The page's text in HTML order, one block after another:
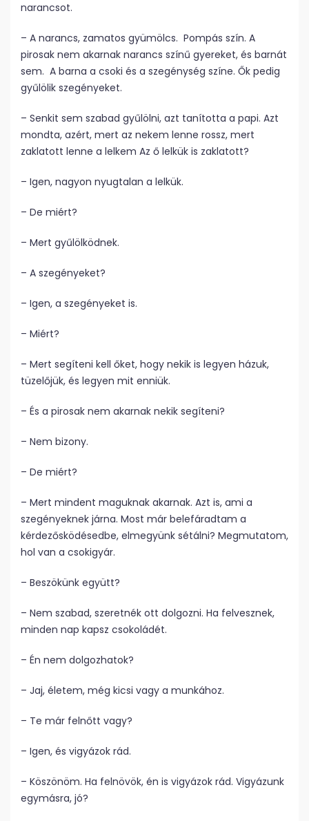
narancsot.
– A narancs, zamatos gyümölcs. Pompás szín. A
pirosak nem akarnak narancs színű gyereket, és barnát
sem. A barna a csoki és a szegénység színe. Ők pedig
gyűlölik szegényeket.
– Senkit sem szabad gyűlölni, azt tanította a papi. Azt
mondta, azért, mert az nekem lenne rossz, mert
zaklatott lenne a lelkem Az ő lelkük is zaklatott?
– Igen, nagyon nyugtalan a lelkük.
– De miért?
– Mert gyűlölködnek.
– A szegényeket?
– Igen, a szegényeket is.
– Miért?
– Mert segíteni kell őket, hogy nekik is legyen házuk,
tüzelőjük, és legyen mit enniük.
– És a pirosak nem akarnak nekik segíteni?
– Nem bizony.
– De miért?
– Mert mindent maguknak akarnak. Azt is, ami a
szegényeknek járna. Most már belefáradtam a
kérdezősködésedbe, elmegyünk sétálni? Megmutatom,
hol van a csokigyár.
– Beszökünk együtt?
– Nem szabad, szeretnék ott dolgozni. Ha felvesznek,
minden nap kapsz csokoládét.
– Én nem dolgozhatok?
– Jaj, életem, még kicsi vagy a munkához.
– Te már felnőtt vagy?
– Igen, és vigyázok rád.
– Köszönöm. Ha felnövök, én is vigyázok rád. Vigyázunk
egymásra, jó?